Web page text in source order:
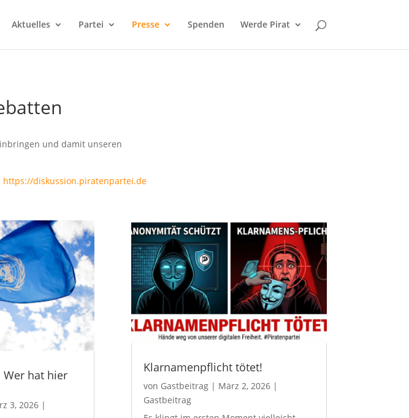
Aktuelles Partei Presse Spenden Werde Pirat
und damit unseren
https://diskussion.piratenpartei.de
Wer hat hier
3, 2026|
Klarnamenpflicht tötet!
von Gastbeitrag| März 2, 2026|
Gastbeitrag